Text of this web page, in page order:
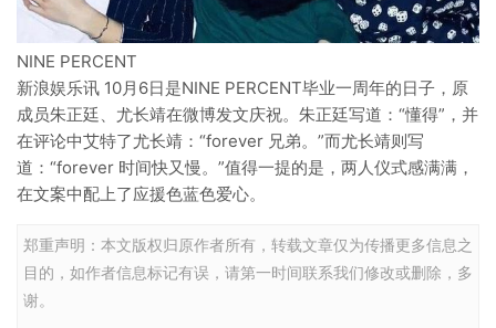
NINE PERCENT
新浪娱乐讯 10月6日是NINE PERCENT毕业一周年的日子，原
成员朱正廷、尤长靖在微博发文庆祝。朱正廷写道：“懂得”，并
在评论中艾特了尤长靖：“forever 兄弟。”而尤长靖则写
道：“forever 时间快又慢。”值得一提的是，两人仪式感满满，
在文案中配上了应援色蓝色爱心。
郑重声明：本文版权归原作者所有，转载文章仅为传播更多信息之
目的，如作者信息标记有误，请第一时间联系我们修改或删除，多
谢。